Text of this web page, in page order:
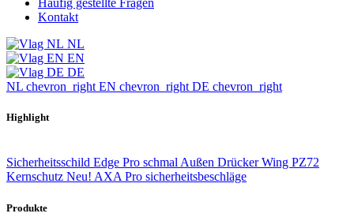
Häufig gestellte Fragen
Kontakt
NL
EN
DE
NL chevron_right EN chevron_right DE chevron_right
Highlight
Sicherheitsschild Edge Pro schmal Außen Drücker Wing PZ72
Kernschutz Neu! AXA Pro sicherheitsbeschläge
Produkte